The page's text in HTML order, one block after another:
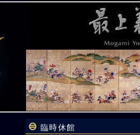
臨時休館